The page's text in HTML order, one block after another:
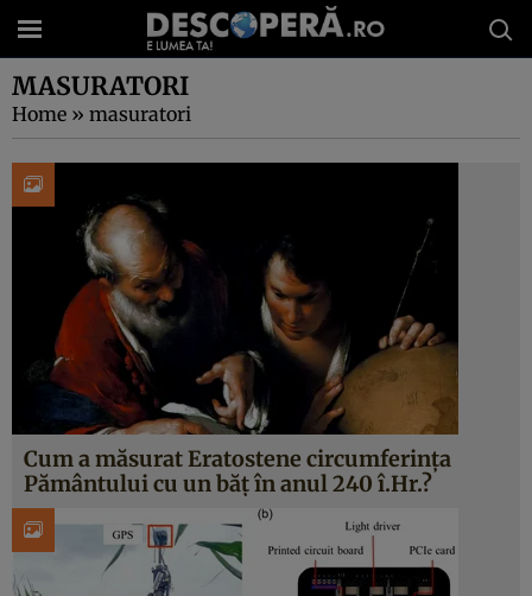
MASURATORI
Home » masuratori
Cum a măsurat Eratostene circumferința
Pământului cu un băț în anul 240 î.Hr.?